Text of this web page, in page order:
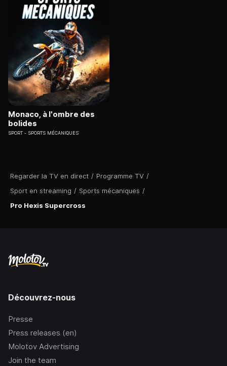
Regarder la TV en direct / Programme TV /
Sport en streaming / Sports mécaniques /
Pro Hexis Supercross
Monaco, à l'ombre des
bolides
SPORT SPORTS MÉCANIQUES
Découvrez-nous
Presse
Press releases (en)
Molotov Advertising
Join the team